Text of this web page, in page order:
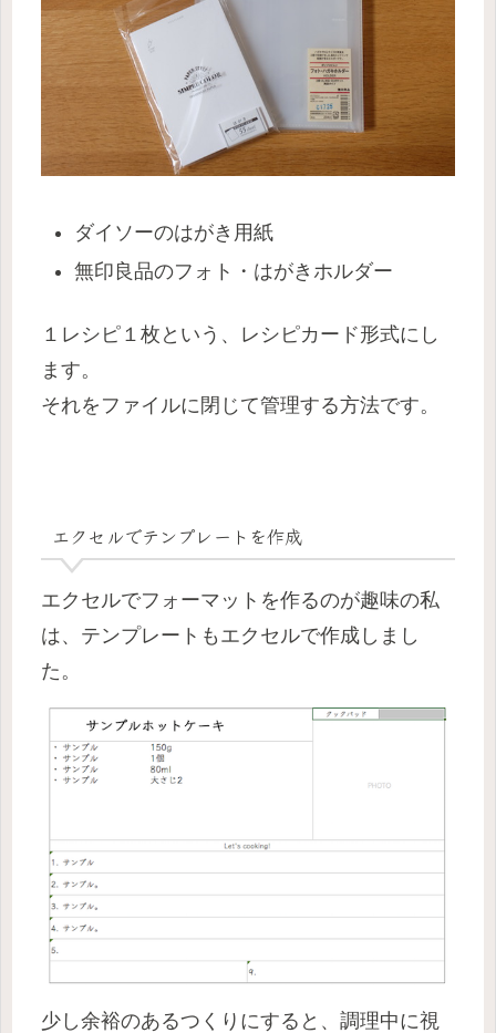
ダイソーのはがき用紙
無印良品のフォト・はがきホルダー
１レシピ１枚という、レシピカード形式にし
ます。
それをファイルに閉じて管理する方法です。
エクセルでテンプレートを作成
エクセルでフォーマットを作るのが趣味の私
は、テンプレートもエクセルで作成しまし
た。
少し余裕のあるつくりにすると、調理中に視